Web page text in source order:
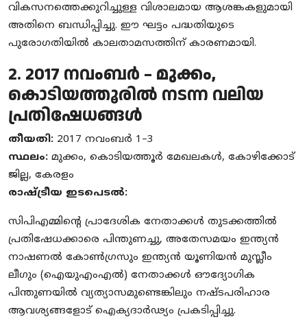
വികസനത്തെക്കുറിച്ചുള്ള വിശാലമായ ആശങ്കകളുമായി
അതിനെ ബന്ധിപ്പിച്ചു. ഈ ഘട്ടം പദ്ധതിയുടെ
പുരോഗതിയിൽ കാലതാമസത്തിന് കാരണമായി.
2. 2017 നവംബർ – മുക്കം,
കൊടിയത്തൂരിൽ നടന്ന വലിയ
പ്രതിഷേധങ്ങൾ
തീയതി: 2017 നവംബർ 1–3
സ്ഥലം: മുക്കം, കൊടിയത്തൂർ മേഖലകൾ, കോഴിക്കോട്
ജില്ല, കേരളം
രാഷ്ട്രീയ ഇടപെടൽ:
സിപിഎമ്മിന്റെ പ്രാദേശിക നേതാക്കൾ തുടക്കത്തിൽ
പ്രതിഷേധക്കാരെ പിന്തുണച്ചു, അതേസമയം ഇന്ത്യൻ
നാഷണൽ കോൺഗ്രസും ഇന്ത്യൻ യൂണിയൻ മുസ്ലീം
ലീഗും (ഐയുഎംഎൽ) നേതാക്കൾ ഔദ്യോഗിക
പിന്തുണയിൽ വ്യത്യാസമുണ്ടെങ്കിലും നഷ്ടപരിഹാര
ആവശ്യങ്ങളോട് ഐക്യദാർഢ്യം പ്രകടിപ്പിച്ചു.